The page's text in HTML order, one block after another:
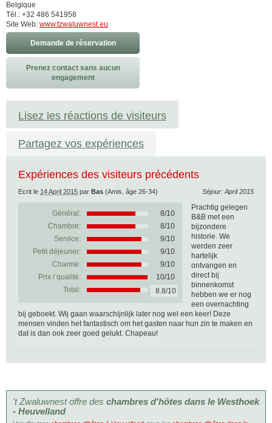
Belgique
Tél.: +32 486 541958
Site Web: www.tzwaluwnest.eu
Demande de réservation
Prenez contact sans aucun
engagement
Lisez les réactions de visiteurs
Partagez vos expériences
Expériences des visiteurs précédents
Séjour: April 2015
Ecrit le 14 April 2015 par Bas (Amis, âge 26-34)
Général: 8/10
Chambre:
8/10
Service:
9/10
Petit déjeuner:
9/10
Charme:
9/10
Prix / qualité:
10/10
Total:
8.8/10
Prachtig gelegen
B&B met een
bijzondere
historie. We
werden zeer
hartelijk
ontvangen en
direct bij
binnenkomst
hebben we er nog
een overnachting
bij geboekt. Wij gaan waarschijnlijk later nog wel een keer! Deze
mensen vinden het fantastisch om het gasten naar hun zin te maken en
dat is dan ook zeer goed gelukt. Chapeau!
't Zwaluwnest offre des chambres d'hôtes dans le Westhoek
- Heuvelland